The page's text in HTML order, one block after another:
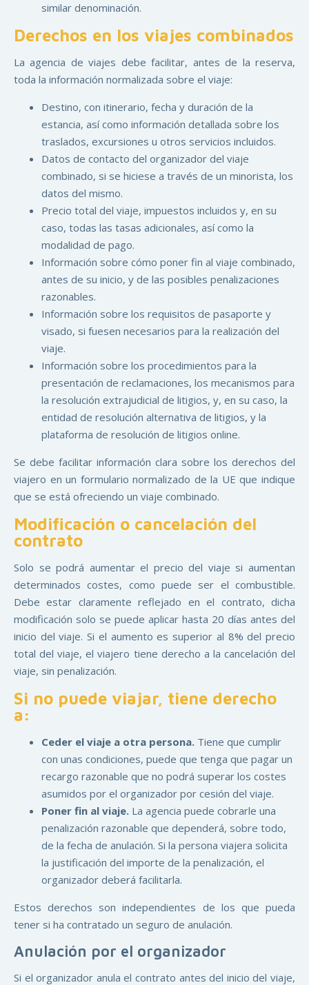
similar denominación.
Derechos en los viajes combinados
La agencia de viajes debe facilitar, antes de la reserva,
toda la información normalizada sobre el viaje:
Destino, con itinerario, fecha y duración de la
estancia, así como información detallada sobre los
traslados, excursiones u otros servicios incluidos.
Datos de contacto del organizador del viaje
combinado, si se hiciese a través de un minorista, los
datos del mismo.
Precio total del viaje, impuestos incluidos y, en su
caso, todas las tasas adicionales, así como la
modalidad de pago.
Información sobre cómo poner fin al viaje combinado,
antes de su inicio, y de las posibles penalizaciones
razonables.
Información sobre los requisitos de pasaporte y
visado, si fuesen necesarios para la realización del
viaje.
Información sobre los procedimientos para la
presentación de reclamaciones, los mecanismos para
la resolución extrajudicial de litigios, y, en su caso, la
entidad de resolución alternativa de litigios, y la
plataforma de resolución de litigios online.
Se debe facilitar información clara sobre los derechos del
viajero en un formulario normalizado de la UE que indique
que se está ofreciendo un viaje combinado.
Modificación o cancelación del
contrato
Solo se podrá aumentar el precio del viaje si aumentan
determinados costes, como puede ser el combustible.
Debe estar claramente reflejado en el contrato, dicha
modificación solo se puede aplicar hasta 20 días antes del
inicio del viaje. Si el aumento es superior al 8% del precio
total del viaje, el viajero tiene derecho a la cancelación del
viaje, sin penalización.
Si no puede viajar, tiene derecho
a:
Ceder el viaje a otra persona. Tiene que cumplir
con unas condiciones, puede que tenga que pagar un
recargo razonable que no podrá superar los costes
asumidos por el organizador por cesión del viaje.
Poner fin al viaje. La agencia puede cobrarle una
penalización razonable que dependerá, sobre todo,
de la fecha de anulación. Si la persona viajera solicita
la justificación del importe de la penalización, el
organizador deberá facilitarla.
Estos derechos son independientes de los que pueda
tener si ha contratado un seguro de anulación.
Anulación por el organizador
Si el organizador anula el contrato antes del inicio del viaje,